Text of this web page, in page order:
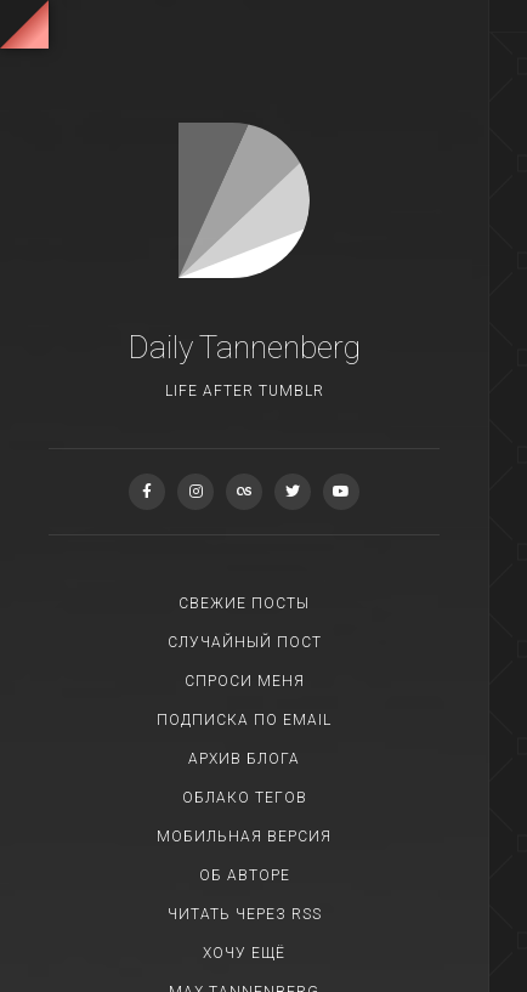
Daily Tannenberg
LIFE AFTER TUMBLR
СВЕЖИЕ ПОСТЫ
СЛУЧАЙНЫЙ ПОСТ
СПРОСИ МЕНЯ
ПОДПИСКА ПО EMAIL
АРХИВ БЛОГА
ОБЛАКО ТЕГОВ
МОБИЛЬНАЯ ВЕРСИЯ
ОБ АВТОРЕ
ЧИТАТЬ ЧЕРЕЗ RSS
ХОЧУ ЕЩЁ